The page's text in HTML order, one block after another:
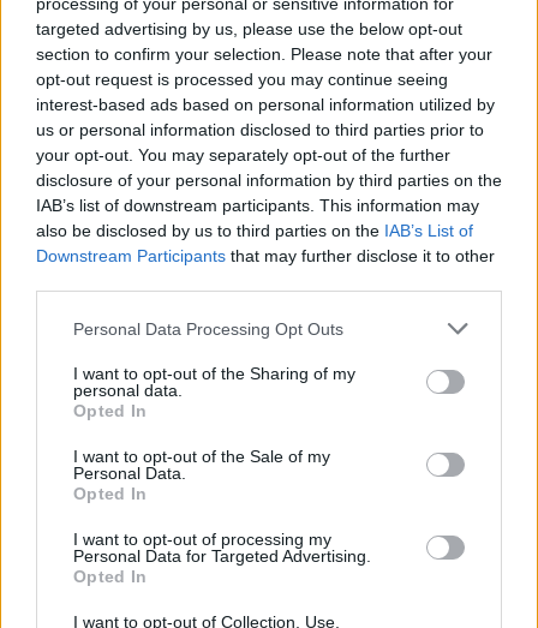
targeted advertising by us, please use the below opt-out
section to confirm your selection. Please note that after your
opt-out request is processed you may continue seeing
interest-based ads based on personal information utilized by
us or personal information disclosed to third parties prior to
your opt-out. You may separately opt-out of the further
disclosure of your personal information by third parties on the
IAB’s list of downstream participants. This information may
also be disclosed by us to third parties on the IAB’s List of
Downstream Participants that may further disclose it to other
Personal Data Processing Opt Outs
I want to opt-out of the Sharing of my
personal data.
Opted In
I want to opt-out of the Sale of my
Personal Data.
Opted In
I want to opt-out of processing my
Personal Data for Targeted Advertising.
Opted In
I want to opt-out of Collection, Use,
cessione e reinvestimento in Energreen
Redazione
TENDENZE E SOSTENIBILITÀ
Ulivi, erba medica ed energia solare: le
rinnovabili sposano l'agricoltura
Redazione
"Col caldo record cambia anche lo
vogliono veder colare a picco le vendite"
Emanuela Meucci
Sfoglia Moneta
MULTIMEDIA